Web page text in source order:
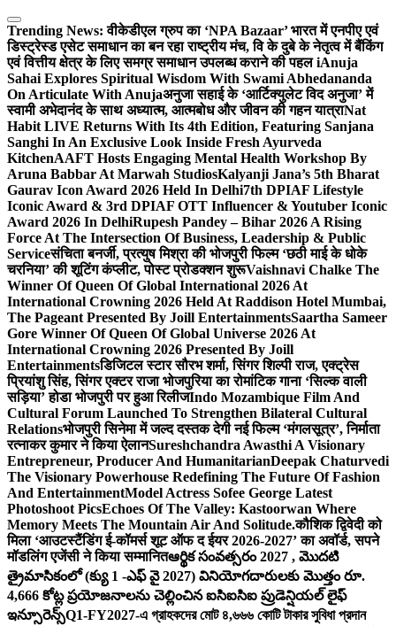
Skip
to
content
Trending News: वीकेडीएल ग्रुप का ‘NPA Bazaar’ भारत में एनपीए एवं
डिस्ट्रेस्ड एसेट समाधान का बन रहा राष्ट्रीय मंच, वि के दुबे के नेतृत्व में बैंकिंग
एवं वित्तीय क्षेत्र के लिए समग्र समाधान उपलब्ध कराने की पहल iAnuja
Sahai Explores Spiritual Wisdom With Swami Abhedananda
On Articulate With Anujaअनुजा सहाई के ‘आर्टिक्युलेट विद अनुजा’ में
स्वामी अभेदानंद के साथ अध्यात्म, आत्मबोध और जीवन की गहन यात्राNat
Habit LIVE Returns With Its 4th Edition, Featuring Sanjana
Sanghi In An Exclusive Look Inside Fresh Ayurveda
KitchenAAFT Hosts Engaging Mental Health Workshop By
Aruna Babbar At Marwah StudiosKalyanji Jana’s 5th Bharat
Gaurav Icon Award 2026 Held In Delhi7th DPIAF Lifestyle
Iconic Award & 3rd DPIAF OTT Influencer & Youtuber Iconic
Award 2026 In DelhiRupesh Pandey – Bihar 2026 A Rising
Force At The Intersection Of Business, Leadership & Public
Serviceसंचिता बनर्जी, प्रत्युष मिश्रा की भोजपुरी फिल्म ‘छठी माई के धोके
चरनिया’ की शूटिंग कंप्लीट, पोस्ट प्रोडक्शन शुरूVaishnavi Chalke The
Winner Of Queen Of Global International 2026 At
International Crowning 2026 Held At Raddison Hotel Mumbai,
The Pageant Presented By Joill EntertainmentsSaartha Sameer
Gore Winner Of Queen Of Global Universe 2026 At
International Crowning 2026 Presented By Joill
Entertainmentsडिजिटल स्टार सौरभ शर्मा, सिंगर शिल्पी राज, एक्ट्रेस
प्रियांशु सिंह, सिंगर एक्टर राजा भोजपुरिया का रोमांटिक गाना ‘सिल्क वाली
सड़िया’ होडा भोजपुरी पर हुआ रिलीजIndo Mozambique Film And
Cultural Forum Launched To Strengthen Bilateral Cultural
Relationsभोजपुरी सिनेमा में जल्द दस्तक देगी नई फिल्म ‘मंगलसूत्र’, निर्माता
रत्नाकर कुमार ने किया ऐलानSureshchandra Awasthi A Visionary
Entrepreneur, Producer And HumanitarianDeepak Chaturvedi
The Visionary Powerhouse Redefining The Future Of Fashion
And EntertainmentModel Actress Sofee George Latest
Photoshoot PicsEchoes Of The Valley: Kastoorwan Where
Memory Meets The Mountain Air And Solitude.कौशिक द्विवेदी को
मिला ‘आउटस्टैंडिंग ई-कॉमर्स शूट ऑफ द ईयर 2026-2027’ का अवॉर्ड, सपने
मॉडलिंग एजेंसी ने किया सम्मानितఆర్థిక సంవత్సరం 2027 , మొదటి
త్రైమాసికంలో (క్యు 1 -ఎఫ్ వై 2027) వినియోగదారులకు మొత్తం రూ.
4,666 కోట్ల ప్రయోజనాలను చెల్లించిన ఐసిఐసిఐ ప్రుడెన్షియల్ లైఫ్
ఇన్సూరెన్స్Q1-FY2027-এ গ্রাহকদের মোট ৪,৬৬৬ কোটি টাকার সুবিধা প্রদান